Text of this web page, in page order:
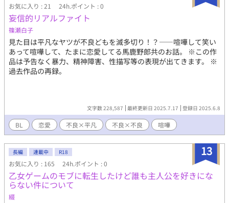
お気に入り : 21 24h.ポイント : 0
妄信的リアルファイト
篠瀬白子
見た目は平凡なヤツが不良どもを滅多切り！？――喧嘩して笑い
あって喧嘩して、たまに恋愛してる馬鹿野郎共のお話。 ※この作
品は予告なく暴力、精神障害、性描写等の表現が出てきます。 ※
過去作品の再録。
文字数 228,587 最終更新日 2025.7.17 登録日 2025.6.8
BL 恋愛 不良×平凡 不良×不良 喧嘩
13
長編 連載中 R18
お気に入り : 165 24h.ポイント : 0
乙女ゲームのモブに転生したけど誰も主人公を好きにな
らない件について
綴